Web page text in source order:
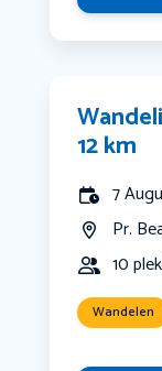
12 km
7
Pr.
10
Wandelen